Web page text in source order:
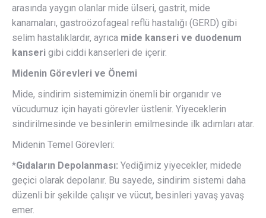
arasında yaygın olanlar mide ülseri, gastrit, mide
kanamaları, gastroözofageal reflü hastalığı (GERD) gibi
selim hastalıklardır, ayrıca mide kanseri ve duodenum
kanseri gibi ciddi kanserleri de içerir.
Midenin Görevleri ve Önemi
Mide, sindirim sistemimizin önemli bir organıdır ve
vücudumuz için hayati görevler üstlenir. Yiyeceklerin
sindirilmesinde ve besinlerin emilmesinde ilk adımları atar.
Midenin Temel Görevleri:
*Gıdaların Depolanması: Yediğimiz yiyecekler, midede
geçici olarak depolanır. Bu sayede, sindirim sistemi daha
düzenli bir şekilde çalışır ve vücut, besinleri yavaş yavaş
emer.